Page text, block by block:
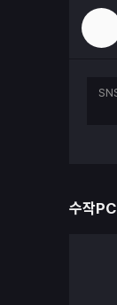
수작PC